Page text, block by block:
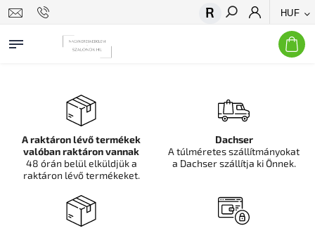
HUF
Keresés
A raktáron lévő termékek
valóban raktáron vannak
48 órán belül elküldjük a
raktáron lévő termékeket.
Dachser
A túlméretes szállítmányokat
a Dachser szállítja ki Önnek.